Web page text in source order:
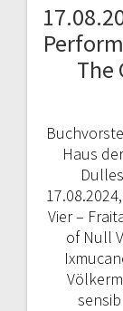
The
Haus
Vier –
of Null